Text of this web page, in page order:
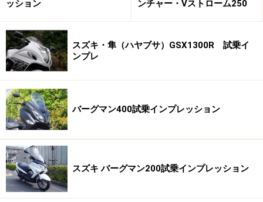
グラストラッカー フロントビュー
グラストラッカーは2000年に登場しましたが、搭載され
たエンジンは当時既に販売されていたロードバイク ボ
ルティーと共通のエンジンを採用していました。私は以
ッション
ンチャー・Vストローム250
スズキ・隼（ハヤブサ）GSX1300R 試乗イ
ンプレ
バーグマン400試乗インプレッション
スズキ バーグマン200試乗インプレッション